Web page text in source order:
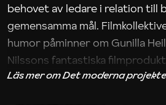
behovet av ledare i relation till
gemensamma mål.
humor påminner om Gunilla
Nilssons fantastiska
iakttagelser om hur svårt det